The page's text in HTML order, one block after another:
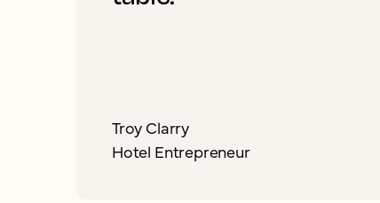
Troy Clarry
Hotel Entrepreneur